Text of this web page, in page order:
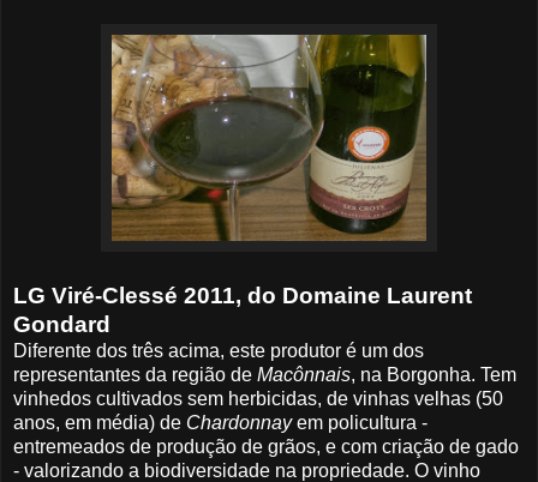
LG Viré-Clessé 2011, do Domaine Laurent
Gondard
Diferente dos três acima, este produtor é um dos
representantes da região de Macônnais, na Borgonha. Tem
vinhedos cultivados sem herbicidas, de vinhas velhas (50
anos, em média) de Chardonnayem policultura -
entremeados de produção de grãos, e com criação de gado
- valorizando a biodiversidade na propriedade. O vinho